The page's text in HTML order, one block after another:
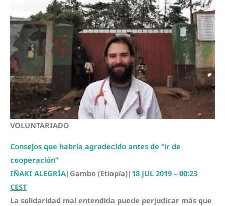
VOLUNTARIADO
Consejos que habría agradecido antes de “ir de
cooperación”
IÑAKI ALEGRÍA| Gambo (Etiopía)| 18 JUL 2019 – 00:23
CEST
La solidaridad mal entendida puede perjudicar más que